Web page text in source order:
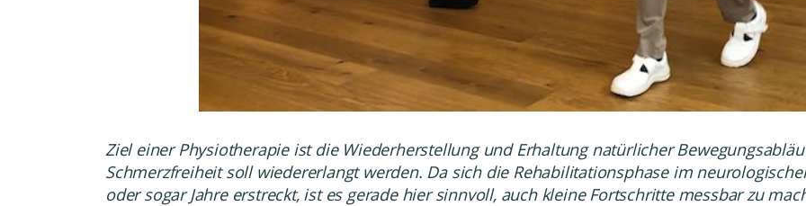
Ziel einer Physiotherapie ist die Wiederherstellung und Erhaltung natürlicher
Schmerzfreiheit soll wiedererlangt werden. Da sich die Rehabilitationsphase im
oder sogar Jahre erstreckt, ist es gerade hier sinnvoll, auch kleine Fortschritte messbar zu